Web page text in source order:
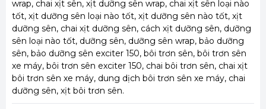
wrap, chai xịt sên, xịt dưỡng sên wrap, chai xịt sên loại nào
tốt, xịt dưỡng sên loại nào tốt, xịt dưỡng sên nào tốt, xịt
dưỡng sên, chai xịt dưỡng sên, cách xịt dưỡng sên, dưỡng
sên loại nào tốt, dưỡng sên, dưỡng sên wrap, bảo dưỡng
sên, bảo dưỡng sên exciter 150, bôi trơn sên, bôi trơn sên
xe máy, bôi trơn sên exciter 150, chai bôi trơn sên, chai xịt
bôi trơn sên xe máy, dung dịch bôi trơn sên xe máy, chai
dưỡng sên, xịt bôi trơn sên.